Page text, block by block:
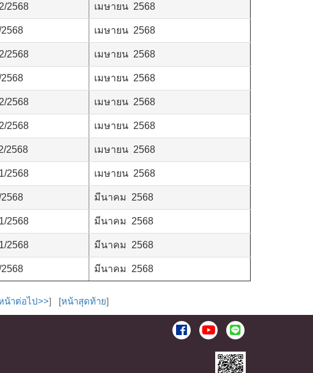
2568 เมษายน 2568
เมษายน 2568
2568 เมษายน 2568
2568 เมษายน 2568
2568 เมษายน 2568
2568 เมษายน 2568
2568 เมษายน 2568
2568 เมษายน 2568
มีนาคม 2568
2568 มีนาคม 2568
2568 มีนาคม 2568
มีนาคม 2568
น้าต่อไป>>] [หน้าสุดท้าย]